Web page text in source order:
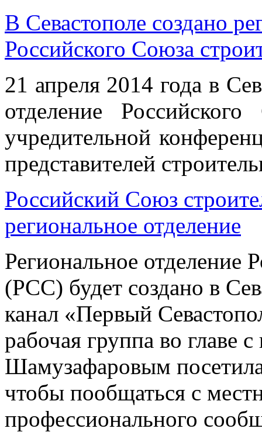
В Севастополе создано
Российского Союза
21 апреля 2014 года в
отделение
учредительной
представителей
Российский Союз
региональное отделение
Региональное отделение
(РСС) будет создано в
канал «Первый
рабочая группа во
Шамузафаровым
чтобы пообщаться с
профессионального